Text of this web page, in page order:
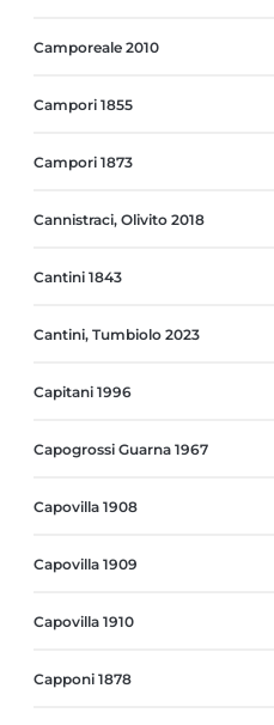
Camporeale 2010
Campori 1855
Campori 1873
Cannistraci, Olivito 2018
Cantini 1843
Cantini, Tumbiolo 2023
Capitani 1996
Capogrossi Guarna 1967
Capovilla 1908
Capovilla 1909
Capovilla 1910
Capponi 1878